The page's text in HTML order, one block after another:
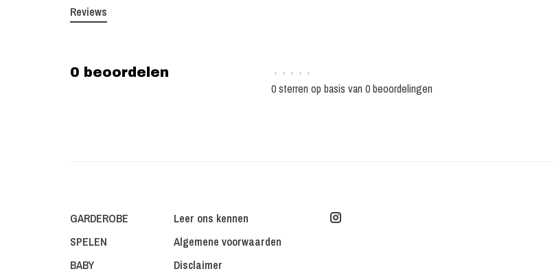
Reviews
0 beoordelen • • • • •
0 sterren op basis van 0 beoordelingen
GARDEROBE
SPELEN
BABY
Leer ons kennen
Algemene voorwaarden
Disclaimer